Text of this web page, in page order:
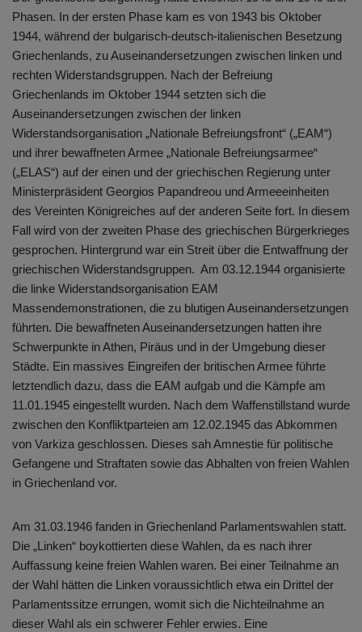
Phasen. In der ersten Phase kam es von 1943 bis Oktober
1944, während der bulgarisch-deutsch-italienischen Besetzung
Griechenlands, zu Auseinandersetzungen zwischen linken und
rechten Widerstandsgruppen. Nach der Befreiung
Griechenlands im Oktober 1944 setzten sich die
Auseinandersetzungen zwischen der linken
Widerstandsorganisation „Nationale Befreiungsfront“ („EAM“)
und ihrer bewaffneten Armee „Nationale Befreiungsarmee“
(„ELAS“) auf der einen und der griechischen Regierung unter
Ministerpräsident Georgios Papandreou und Armeeeinheiten
des Vereinten Königreiches auf der anderen Seite fort. In diesem
Fall wird von der zweiten Phase des griechischen Bürgerkrieges
gesprochen. Hintergrund war ein Streit über die Entwaffnung der
griechischen Widerstandsgruppen. Am 03.12.1944 organisierte
die linke Widerstandsorganisation EAM
Massendemonstrationen, die zu blutigen Auseinandersetzungen
führten. Die bewaffneten Auseinandersetzungen hatten ihre
Schwerpunkte in Athen, Piräus und in der Umgebung dieser
Städte. Ein massives Eingreifen der britischen Armee führte
letztendlich dazu, dass die EAM aufgab und die Kämpfe am
11.01.1945 eingestellt wurden. Nach dem Waffenstillstand wurde
zwischen den Konfliktparteien am 12.02.1945 das Abkommen
von Varkiza geschlossen. Dieses sah Amnestie für politische
Gefangene und Straftaten sowie das Abhalten von freien Wahlen
in Griechenland vor.
Am 31.03.1946 fanden in Griechenland Parlamentswahlen statt.
Die „Linken“ boykottierten diese Wahlen, da es nach ihrer
Auffassung keine freien Wahlen waren. Bei einer Teilnahme an
der Wahl hätten die Linken voraussichtlich etwa ein Drittel der
Parlamentssitze errungen, womit sich die Nichteilnahme an
dieser Wahl als ein schwerer Fehler erwies. Eine